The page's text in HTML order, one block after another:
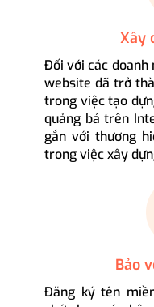
Xây
Đối với các doanh
website đã trở
trong việc tạo
quảng bá trên
gắn với thương
trong việc xây
Bảo
Đăng ký tên